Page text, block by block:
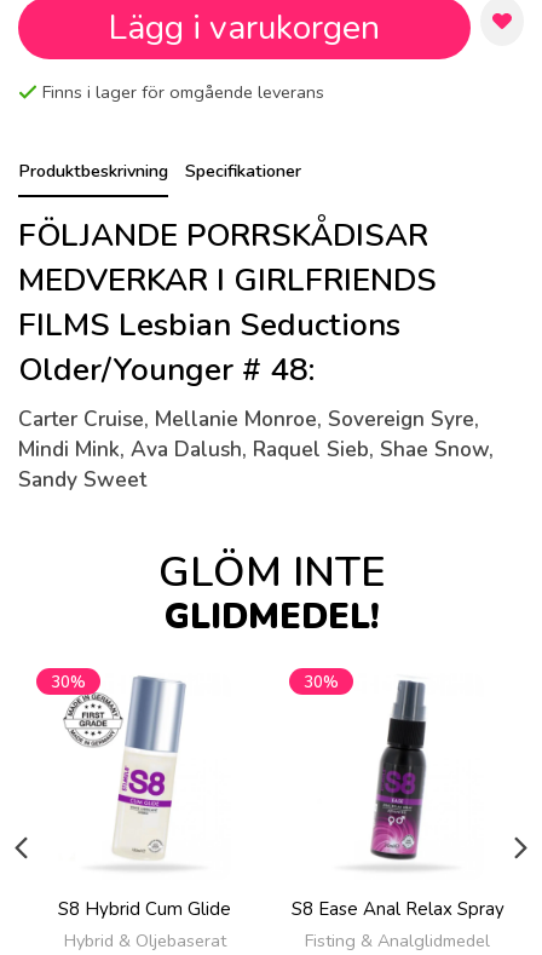
Lägg i varukorgen
Finns i lager för omgående leverans
Produktbeskrivning Specifikationer
FÖLJANDE PORRSKÅDISAR
MEDVERKAR I GIRLFRIENDS
FILMS Lesbian Seductions
Older/Younger # 48:
Carter Cruise, Mellanie Monroe, Sovereign Syre,
Mindi Mink, Ava Dalush, Raquel Sieb, Shae Snow,
Sandy Sweet
GLÖM INTE
GLIDMEDEL!
30%
S8 Hybrid Cum Glide
Hybrid & Oljebaserat
30%
S8 Ease Anal Relax Spray
Fisting & Analglidmedel